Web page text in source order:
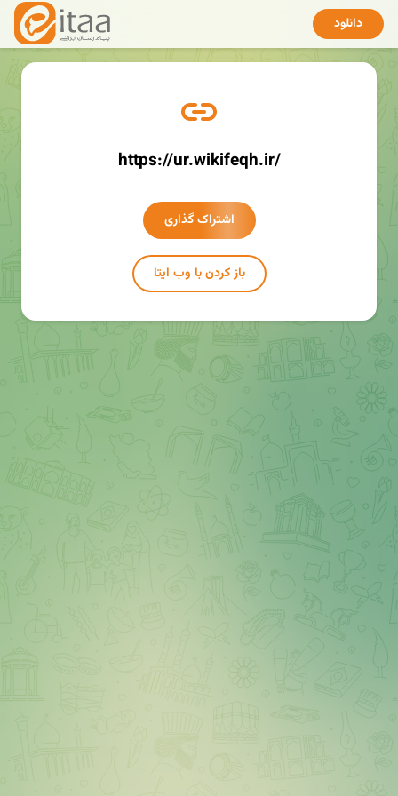
دانلود
https://ur.wikifeqh.ir/
اشتراک گذاری
باز کردن با وب ایتا